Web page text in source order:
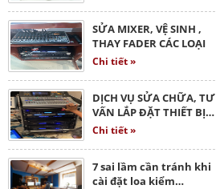
SỬA MIXER, VỆ SINH ,
THAY FADER CÁC LOẠI
Chi tiết »
DỊCH VỤ SỬA CHỮA, TƯ
VẤN LẮP ĐẶT THIẾT BỊ…
Chi tiết »
7 sai lầm cần tránh khi
cài đặt loa kiểm…